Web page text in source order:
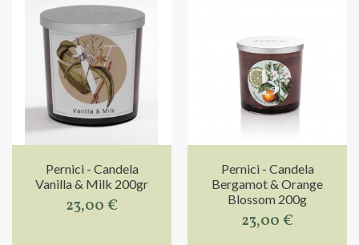
Pernici - Candela
Vanilla & Milk 200gr
23,00 €
Pernici - Candela
Bergamot & Orange
Blossom 200g
23,00 €